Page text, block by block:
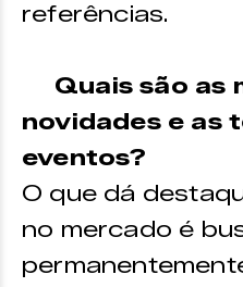
referências.
Quais são as
novidades e as
eventos?
O que dá
no mercado é